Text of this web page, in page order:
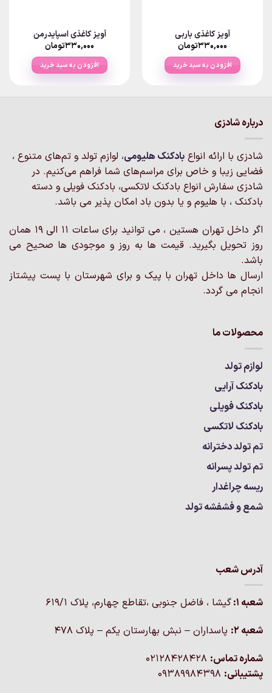
آویز کاغذی باربی
۳۳۰,۰۰۰تومان
افزودن به سبد خرید
آویز کاغذی اسپایدرمن
۳۳۰,۰۰۰تومان
افزودن به سبد خرید
درباره شادزی
شادزی با ارائه انواع بادکنک‌ هلیومی، لوازم تولد و تم‌های متنوع ،
فضایی زیبا و خاص برای مراسم‌های شما فراهم می‌کنیم. در
شادزی سفارش انواع بادکنک لاتکسی، بادکنک فویلی و دسته
بادکنک ، با هلیوم و یا بدون باد امکان پذیر می باشد.
اگر داخل تهران هستین ، می توانید برای ساعات 11 الی 19 همان
روز تحویل بگیرید. قیمت ها به روز و موجودی ها صحیح می
باشد.
ارسال ها داخل تهران با پیک و برای شهرستان با پست پیشتاز
انجام می گردد.
محصولات ما
لوازم تولد
بادکنک آرایی
بادکنک فویلی
بادکنک لاتکسی
تم تولد دخترانه
تم تولد پسرانه
ریسه چراغدار
شمع و فشفشه تولد
آدرس شعب
شعبه 1:
گيشا ، فاضل جنوبی ،تقاطع چهارم، پلاک 619/1
شعبه 2:
پاسداران – نبش بهارستان یکم – پلاک ۴۷۸
شماره تماس:
پشتیبانی: